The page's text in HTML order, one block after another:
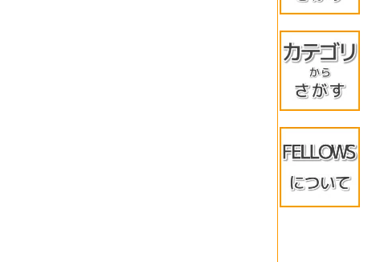
MacOS/
★イチオ
メーカー
訳アリ◇
当店限